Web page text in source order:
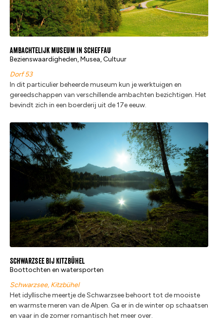
Ambachtelijk museum in Scheffau
Bezienswaardigheden, Musea, Cultuur
Dorf 53
In dit particulier beheerde museum kun je werktuigen en
gereedschappen van verschillende ambachten bezichtigen. Het
bevindt zich in een boerderij uit de 17e eeuw.
Schwarzsee bij Kitzbühel
Boottochten en watersporten
Schwarzsee, Kitzbühel
Het idyllische meertje de Schwarzsee behoort tot de mooiste
en warmste meren van de Alpen. Ga er in de winter op schaatsen
en vaar in de zomer romantisch het meer over.